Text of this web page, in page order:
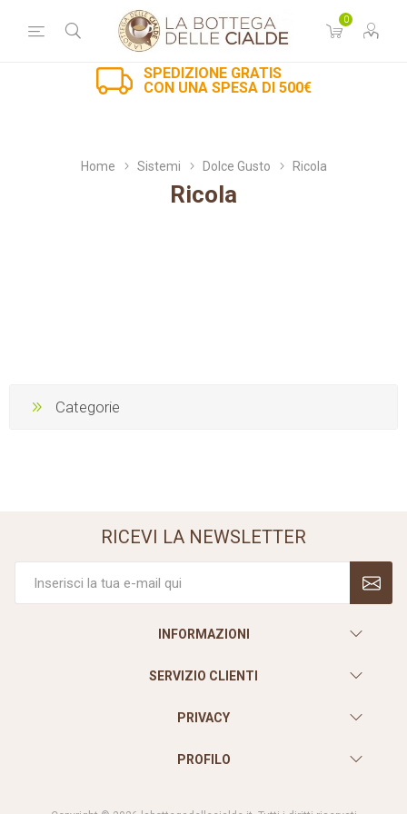
0
SPEDIZIONE GRATIS
CON UNA SPESA DI 500€
Home Sistemi Dolce Gusto Ricola
Ricola
Categorie
RICEVI LA NEWSLETTER
INFORMAZIONI
SERVIZIO CLIENTI
PRIVACY
PROFILO